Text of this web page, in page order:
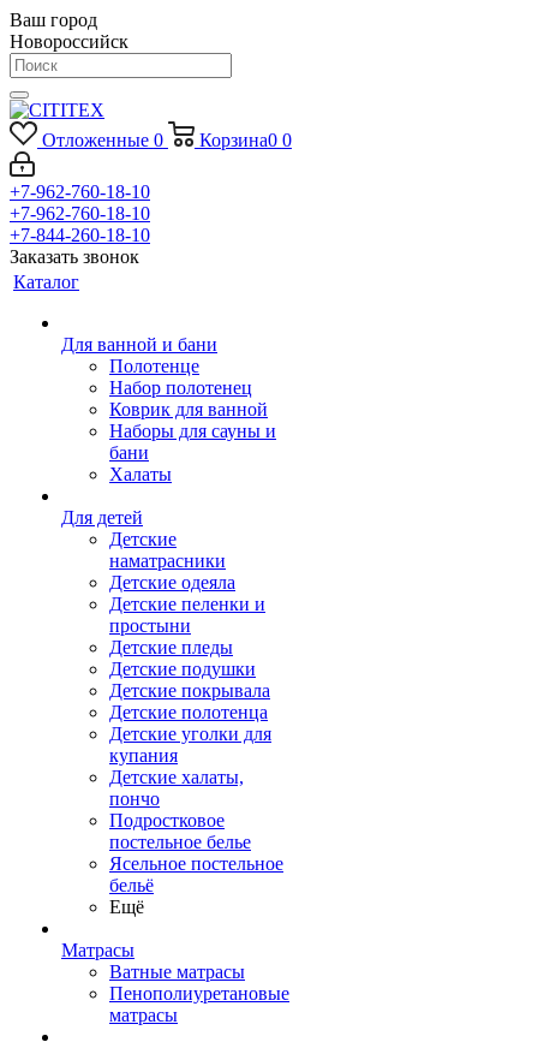
Ваш город
Новороссийск
Отложенные 0 Корзина0 0
+7-962-760-18-10
+7-962-760-18-10
+7-844-260-18-10
Заказать звонок
Каталог
Для ванной и бани
Полотенце
Набор полотенец
Коврик для ванной
Наборы для сауны и
бани
Халаты
Для детей
Детские
наматрасники
Детские одеяла
Детские пеленки и
простыни
Детские пледы
Детские подушки
Детские покрывала
Детские полотенца
Детские уголки для
купания
Детские халаты,
пончо
Подростковое
постельное белье
Ясельное постельное
бельё
Ещё
Матрасы
Ватные матрасы
Пенополиуретановые
матрасы